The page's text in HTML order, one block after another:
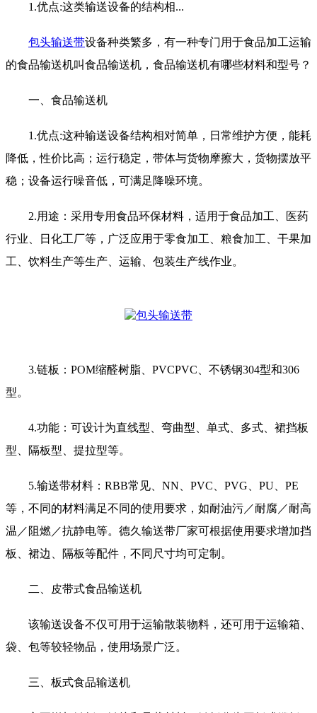
1.优点:这类输送设备的结构相...
包头输送带设备种类繁多，有一种专门用于食品加工运输
的食品输送机叫食品输送机，食品输送机有哪些材料和型号？
一、食品输送机
1.优点:这种输送设备结构相对简单，日常维护方便，能耗
降低，性价比高；运行稳定，带体与货物摩擦大，货物摆放平
稳；设备运行噪音低，可满足降噪环境。
2.用途：采用专用食品环保材料，适用于食品加工、医药
行业、日化工厂等，广泛应用于零食加工、粮食加工、干果加
工、饮料生产等生产、运输、包装生产线作业。
3.链板：POM缩醛树脂、PVCPVC、不锈钢304型和306
型。
4.功能：可设计为直线型、弯曲型、单式、多式、裙挡板
型、隔板型、提拉型等。
5.输送带材料：RBB常见、NN、PVC、PVG、PU、PE
等，不同的材料满足不同的使用要求，如耐油污／耐腐／耐高
温／阻燃／抗静电等。德久输送带厂家可根据使用要求增加挡
板、裙边、隔板等配件，不同尺寸均可定制。
二、皮带式食品输送机
该输送设备不仅可用于运输散装物料，还可用于运输箱、
袋、包等较轻物品，使用场景广泛。
三、板式食品输送机